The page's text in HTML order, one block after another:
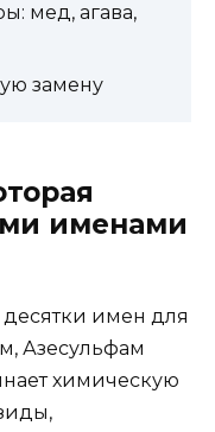
мед, агава,
замену
именами
имен для
Азесульфам
химическую